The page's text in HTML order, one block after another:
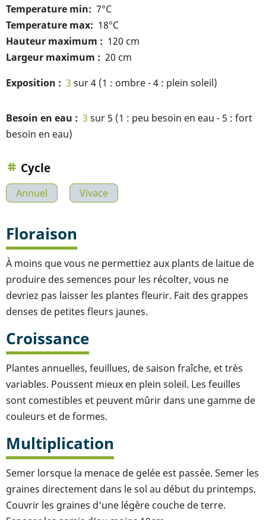
Temperature min
7°C
Temperature max
18°C
Hauteur maximum
120 cm
Largeur maximum
20 cm
Exposition
3 sur 4 (1 : ombre - 4 : plein soleil)
Besoin en eau 3 sur 5 (1 : peu besoin en eau - 5 : fort
besoin en eau)
Cycle
Annuel Vivace
Floraison
À moins que vous ne permettiez aux plants de laitue de
produire des semences pour les récolter, vous ne
devriez pas laisser les plantes fleurir. Fait des grappes
denses de petites fleurs jaunes.
Croissance
Plantes annuelles, feuillues, de saison fraîche, et très
variables. Poussent mieux en plein soleil. Les feuilles
sont comestibles et peuvent mûrir dans une gamme de
couleurs et de formes.
Multiplication
Semer lorsque la menace de gelée est passée. Semer les
graines directement dans le sol au début du printemps.
Couvrir les graines d'une légère couche de terre.